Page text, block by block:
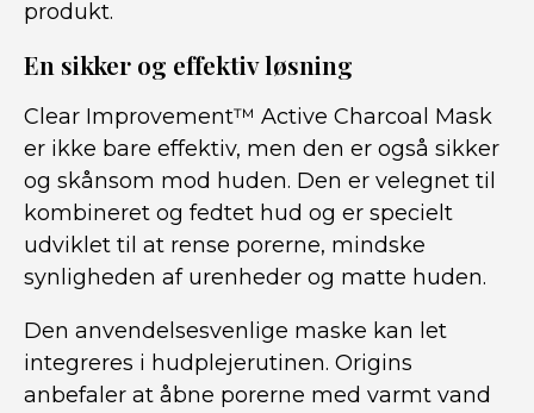
produkt.
En sikker og effektiv løsning
Clear Improvement™ Active Charcoal Mask
er ikke bare effektiv, men den er også sikker
og skånsom mod huden. Den er velegnet til
kombineret og fedtet hud og er specielt
udviklet til at rense porerne, mindske
synligheden af urenheder og matte huden.
Den anvendelsesvenlige maske kan let
integreres i hudplejerutinen. Origins
anbefaler at åbne porerne med varmt vand